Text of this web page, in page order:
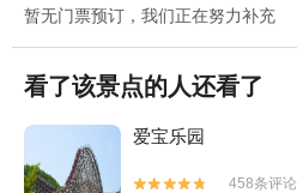
暂无门票预订，我们正在努力补充
看了该景点的人还看了
爱宝乐园


458条评论